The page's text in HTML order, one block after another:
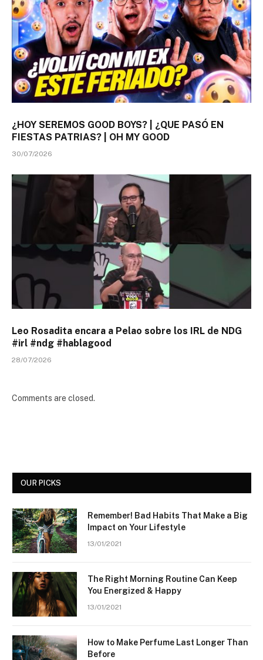
¿HOY SEREMOS GOOD BOYS? | ¿QUE PASÓ EN
FIESTAS PATRIAS? | OH MY GOOD
30/07/2026
Leo Rosadita encara a Pelao sobre los IRL de NDG
#irl #ndg #hablagood
28/07/2026
Comments are closed.
OUR PICKS
Remember! Bad Habits That Make a Big
Impact on Your Lifestyle
13/01/2021
The Right Morning Routine Can Keep
You Energized & Happy
13/01/2021
How to Make Perfume Last Longer Than
Before